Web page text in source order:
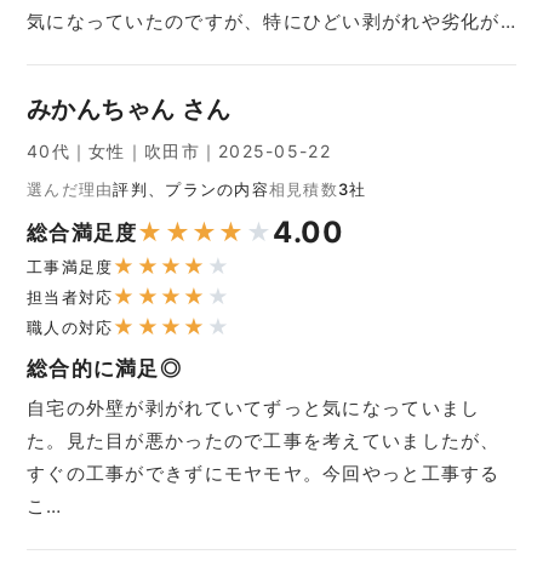
気になっていたのですが、特にひどい剥がれや劣化が…
みかんちゃん さん
40代｜女性｜吹田市｜2025-05-22
選んだ理由評判、プランの内容相見積数3社
総合満足度★ ★ ★ ★ ★ 4.00
工事満足度★ ★ ★ ★ ★
担当者対応★ ★ ★ ★ ★
職人の対応★ ★ ★ ★ ★
総合的に満足◎
自宅の外壁が剥がれていてずっと気になっていまし
た。見た目が悪かったので工事を考えていましたが、
すぐの工事ができずにモヤモヤ。今回やっと工事する
こ…